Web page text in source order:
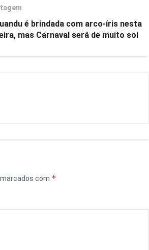
é brindada com arco-íris nesta
mas Carnaval será de muito sol
com *